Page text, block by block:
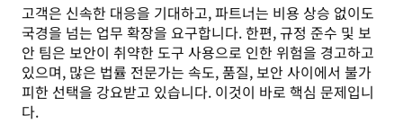
고객은 신속한 대응을 기대하고, 파트너는 비용 상승 없이도
국경을 넘는 업무 확장을 요구합니다. 한편, 규정 준수 및 보
안 팀은 보안이 취약한 도구 사용으로 인한 위험을 경고하고
있으며, 많은 법률 전문가는 속도, 품질, 보안 사이에서 불가
피한 선택을 강요받고 있습니다. 이것이 바로 핵심 문제입니
다.